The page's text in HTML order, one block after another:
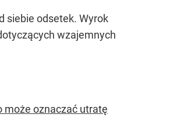
siebie odsetek. Wyrok
wzajemnych
może oznaczać utratę